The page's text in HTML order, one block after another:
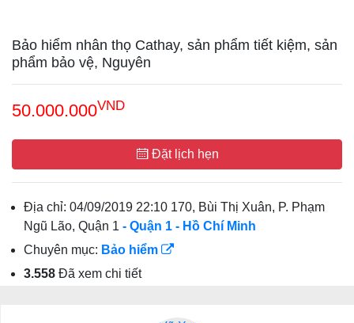
Bảo hiểm nhân thọ Cathay, sản phẩm tiết kiệm, sản
phẩm bảo vệ, Nguyên
50.000.000VND
Đặt lịch hẹn
Địa chỉ: 04/09/2019 22:10 170, Bùi Thị Xuân, P. Phạm
Ngũ Lão, Quận 1 - Quận 1 - Hồ Chí Minh
Chuyên mục: Bảo hiểm
3.558 Đã xem chi tiết